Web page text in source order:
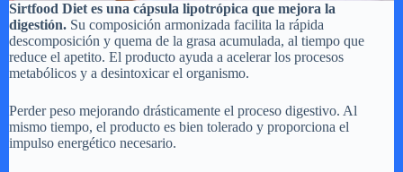
Sirtfood Diet es una cápsula lipotrópica que mejora la
digestión. Su composición armonizada facilita la rápida
descomposición y quema de la grasa acumulada, al tiempo que
reduce el apetito. El producto ayuda a acelerar los procesos
metabólicos y a desintoxicar el organismo.
Perder peso mejorando drásticamente el proceso digestivo. Al
mismo tiempo, el producto es bien tolerado y proporciona el
impulso energético necesario.